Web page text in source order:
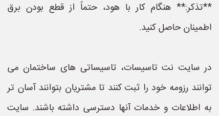
**تذکر:** هنگام کار با هود، حتماً از قطع بودن برق
اطمینان حاصل کنید.
در سایت نت تاسیسات، تاسیساتی های ساختمان می
توانند رزومه خود را ثبت کنند تا مشتریان بتوانند آسان تر
به اطلاعات و خدمات آنها دسترسی داشته باشند. سایت